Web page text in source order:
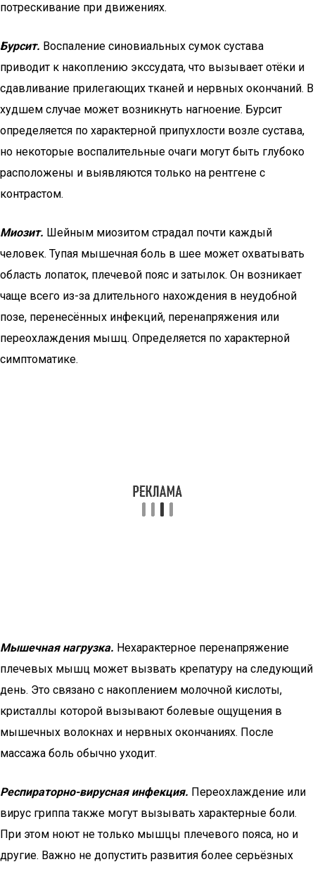
потрескивание при движениях.
Бурсит. Воспаление синовиальных сумок сустава
приводит к накоплению экссудата, что вызывает отёки и
сдавливание прилегающих тканей и нервных окончаний. В
худшем случае может возникнуть нагноение. Бурсит
определяется по характерной припухлости возле сустава,
но некоторые воспалительные очаги могут быть глубоко
расположены и выявляются только на рентгене с
контрастом.
Миозит. Шейным миозитом страдал почти каждый
человек. Тупая мышечная боль в шее может охватывать
область лопаток, плечевой пояс и затылок. Он возникает
чаще всего из-за длительного нахождения в неудобной
позе, перенесённых инфекций, перенапряжения или
переохлаждения мышц. Определяется по характерной
симптоматике.
Мышечная нагрузка. Нехарактерное перенапряжение
плечевых мышц может вызвать крепатуру на следующий
день. Это связано с накоплением молочной кислоты,
кристаллы которой вызывают болевые ощущения в
мышечных волокнах и нервных окончаниях. После
массажа боль обычно уходит.
Респираторно-вирусная инфекция. Переохлаждение или
вирус гриппа также могут вызывать характерные боли.
При этом ноют не только мышцы плечевого пояса, но и
другие. Важно не допустить развития более серьёзных